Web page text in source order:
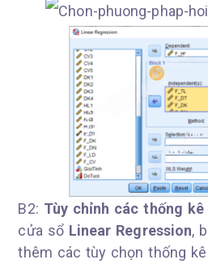
B2: Tùy chỉnh các thống
cửa sổ Linear Regression,
thêm các tùy chọn thống